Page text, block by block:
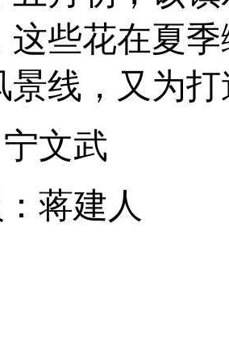
这些花在夏
景线，又为
文武
蒋建人